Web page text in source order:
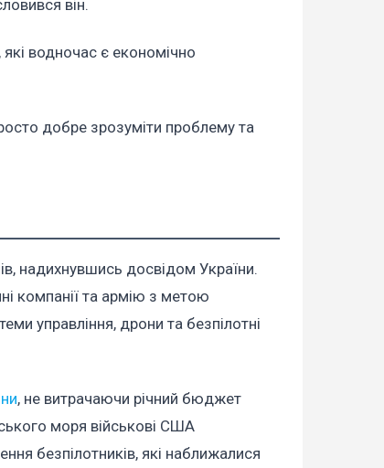
він.
водночас є економічно
добре зрозуміти проблему та
надихнувшись досвідом України.
компанії та армію з метою
управління, дрони та безпілотні
, не витрачаючи річний бюджет
моря військові США
безпілотників, які наближалися